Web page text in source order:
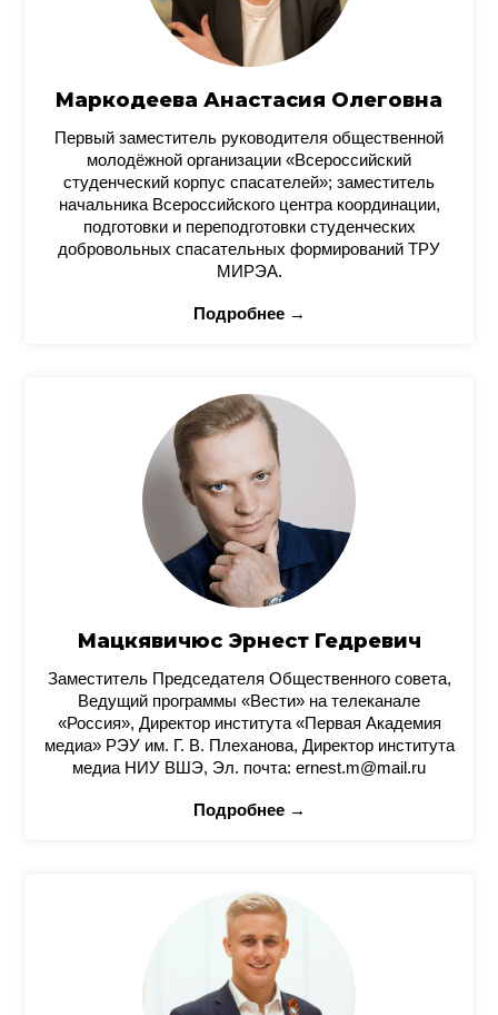
Маркодеева Анастасия Олеговна
Первый заместитель руководителя общественной
молодёжной организации «Всероссийский
студенческий корпус спасателей»; заместитель
начальника Всероссийского центра координации,
подготовки и переподготовки студенческих
добровольных спасательных формирований ТРУ
МИРЭА.
Подробнее →
Мацкявичюс Эрнест Гедревич
Заместитель Председателя Общественного совета,
Ведущий программы «Вести» на телеканале
«Россия», Директор института «Первая Академия
медиа» РЭУ им. Г. В. Плеханова, Директор института
медиа НИУ ВШЭ, Эл. почта: ernest.m@mail.ru
Подробнее →